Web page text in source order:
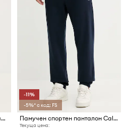
Calvin Klein Jeans панталон карго мъжки от памук с еластан
-11%
-5%* с код: FS
Памучен спортен панталон Calvin Klein Jeans
Текуща цена: